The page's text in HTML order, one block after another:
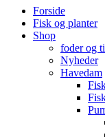
Forside
Fisk og planter
Shop
foder og
Nyheder
Havedam